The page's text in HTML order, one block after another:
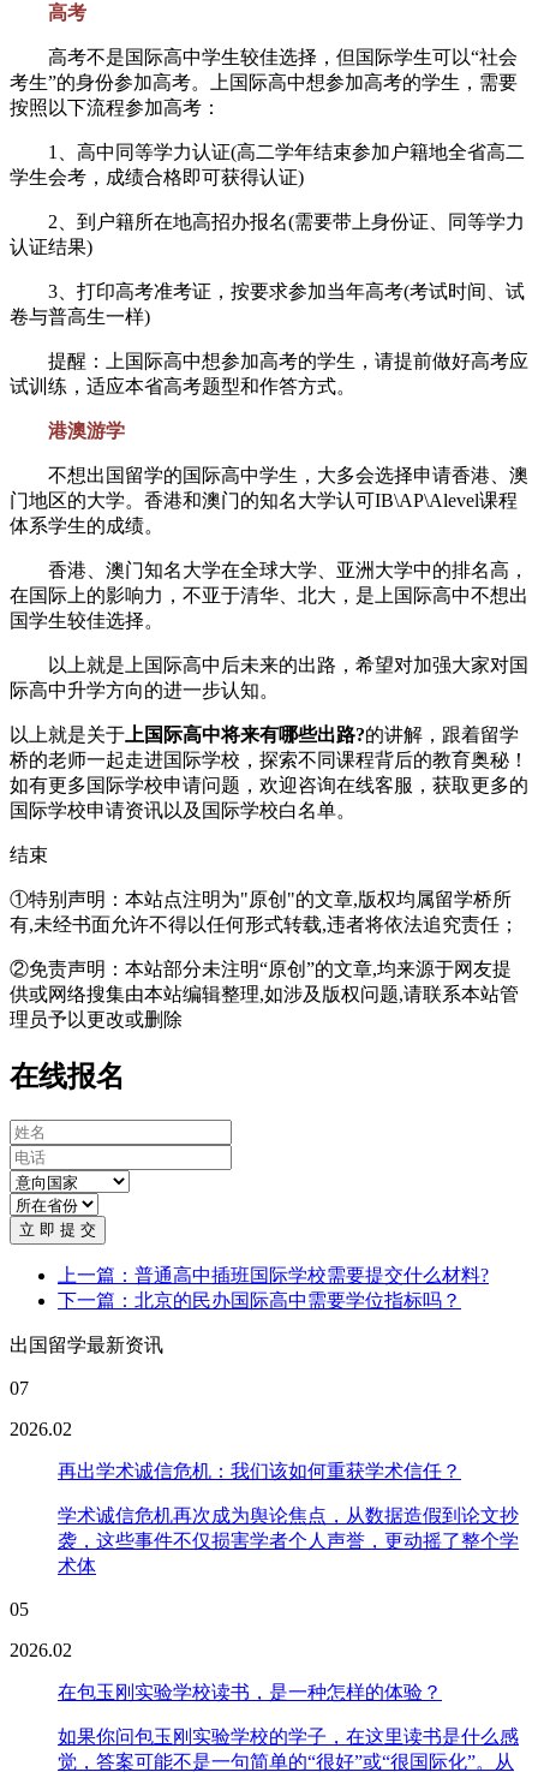
高考
高考不是国际高中学生较佳选择，但国际学生可以“社会
考生”的身份参加高考。上国际高中想参加高考的学生，需要
按照以下流程参加高考：
1、高中同等学力认证(高二学年结束参加户籍地全省高二
学生会考，成绩合格即可获得认证)
2、到户籍所在地高招办报名(需要带上身份证、同等学力
认证结果)
3、打印高考准考证，按要求参加当年高考(考试时间、试
卷与普高生一样)
提醒：上国际高中想参加高考的学生，请提前做好高考应
试训练，适应本省高考题型和作答方式。
港澳游学
不想出国留学的国际高中学生，大多会选择申请香港、澳
门地区的大学。香港和澳门的知名大学认可IB\AP\Alevel课程
体系学生的成绩。
香港、澳门知名大学在全球大学、亚洲大学中的排名高，
在国际上的影响力，不亚于清华、北大，是上国际高中不想出
国学生较佳选择。
以上就是上国际高中后未来的出路，希望对加强大家对国
际高中升学方向的进一步认知。
以上就是关于 上国际高中将来有哪些出路?的讲解，跟着留学
桥的老师一起走进国际学校，探索不同课程背后的教育奥秘！
如有更多国际学校申请问题，欢迎咨询在线客服 ，获取更多的
国际学校申请资讯以及国际学校白名单。
结束
①特别声明：本站点注明为"原创"的文章,版权均属留学桥所
有,未经书面允许不得以任何形式转载,违者将依法追究责任；
②免责声明：本站部分未注明“原创”的文章,均来源于网友提
供或网络搜集由本站编辑整理,如涉及版权问题,请联系本站管
理员予以更改或删除
在线报名
立 即 提 交
上一篇：普通高中插班国际学校需要提交什么材料?
下一篇：北京的民办国际高中需要学位指标吗？
出国留学最新资讯
07
2026.02
再出学术诚信危机：我们该如何重获学术信任？
学术诚信危机再次成为舆论焦点，从数据造假到论文抄
袭，这些事件不仅损害学者个人声誉，更动摇了整个学
术体
05
2026.02
在包玉刚实验学校读书，是一种怎样的体验？
如果你问包玉刚实验学校的学子，在这里读书是什么感
觉，答案可能不是一句简单的“很好”或“很国际化”。从